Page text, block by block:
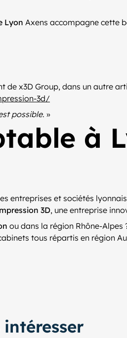
Lyon Axens accompagne cette
de x3D Group, dans un autre
3d/
possible. »
à
entreprises et sociétés
3D, une entreprise
ou dans la région Rhône-Alpes
tous répartis en région